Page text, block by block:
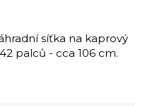
síťka na kaprový
palců - cca 106 cm.